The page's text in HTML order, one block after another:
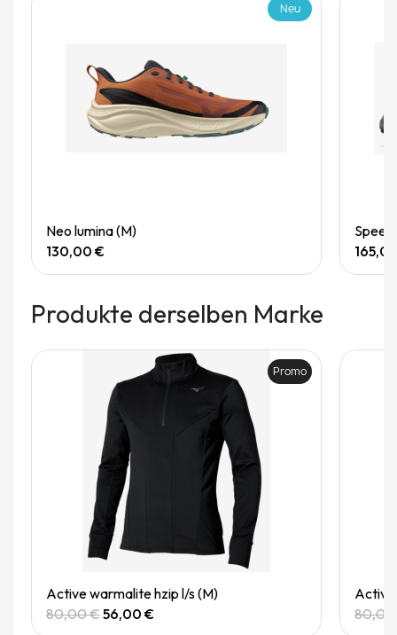
Neu
Neo lumina (M)
130,00 €
Produkte derselben Marke
Quick View
Promo
Active warmalite hzip l/s (M)
80,00 €56,00 €
Active